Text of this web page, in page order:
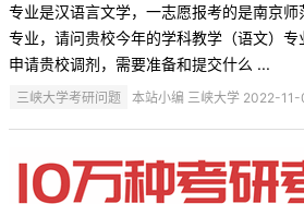
专业是汉语言文学，一志愿报考的是南京师
专业，请问贵校今年的学科教学（语文）
申请贵校调剂，需要准备和提交什么 ...
三峡大学考研问题 本站小编 三峡大学 2022-11-